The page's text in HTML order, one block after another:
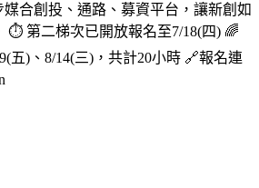
合創投、通路、募資平台，讓新創如
⏱ 第二梯次已開放報名至7/18(四) 🌈
五)、8/14(三)，共計20小時 🔗報名連